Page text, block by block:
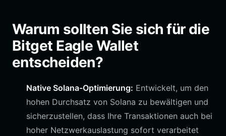
Warum sollten Sie sich für die
Bitget Eagle Wallet
entscheiden?
Native Solana-Optimierung: Entwickelt, um den
hohen Durchsatz von Solana zu bewältigen und
sicherzustellen, dass Ihre Transaktionen auch bei
hoher Netzwerkauslastung sofort verarbeitet